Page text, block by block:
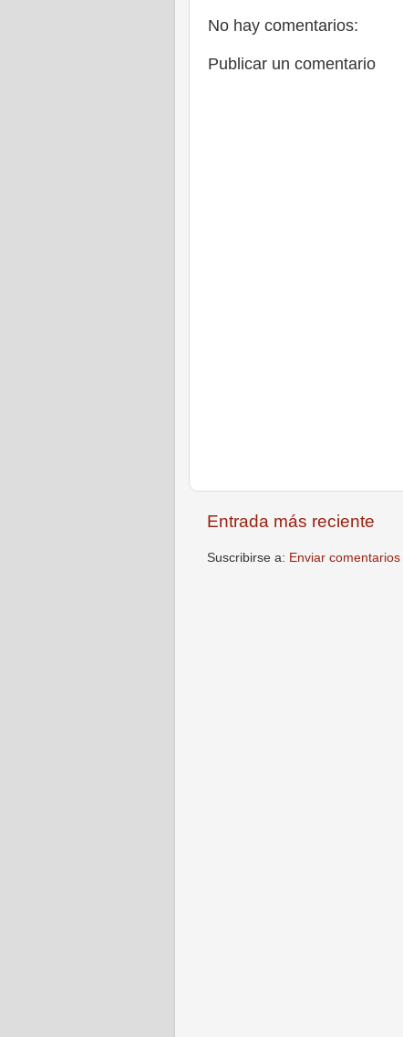
No hay comentarios:
Publicar un comentario
Entrada más reciente
Suscribirse a: Enviar